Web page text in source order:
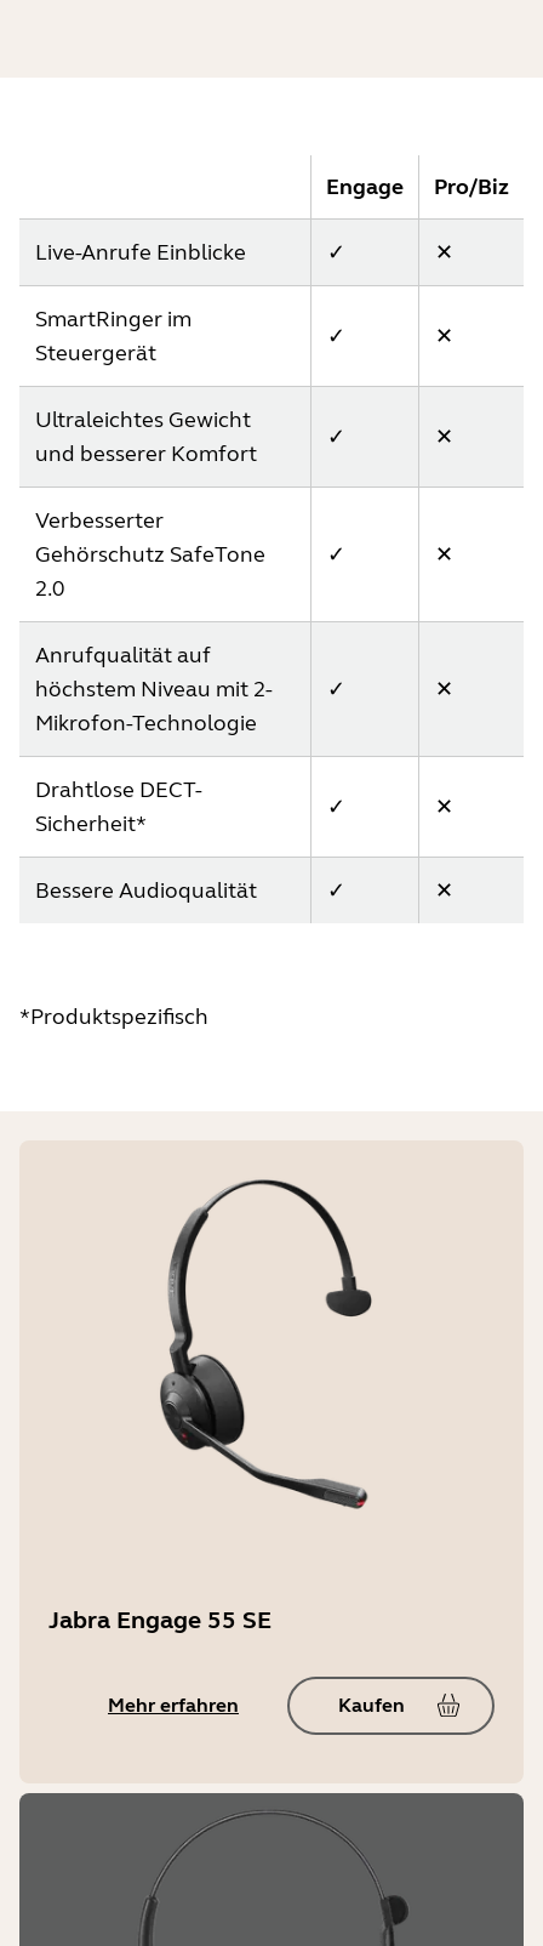
Engage Pro/Biz
Live-Anrufe Einblicke ✓ ✕
SmartRinger im
Steuergerät
✓ ✕
Ultraleichtes Gewicht
und besserer Komfort
✓ ✕
Verbesserter
Gehörschutz SafeTone
2.0
✓ ✕
Anrufqualität auf
höchstem Niveau mit 2-
Mikrofon-Technologie
✓ ✕
Drahtlose DECT-
Sicherheit*
✓ ✕
Bessere Audioqualität ✓ ✕
*Produktspezifisch
Jabra Engage 55 SE
Mehr erfahren Kaufen